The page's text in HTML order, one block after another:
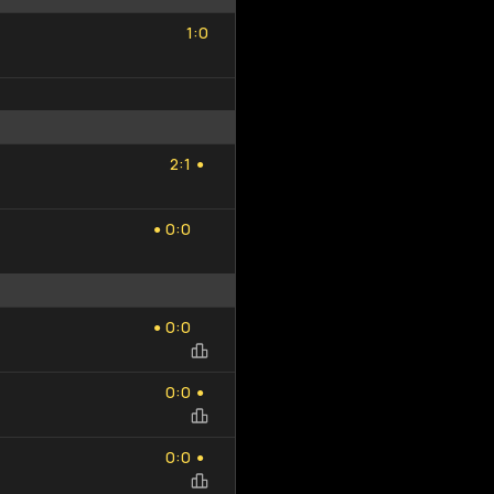
1
1:
0
0
2
2:
1
1 ●
● 0:0
●
0
0:
0
0
0:0 ●
0:0 ●